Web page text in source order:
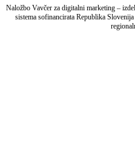
Naložbo Vavčer za digitalni marketing –
sistema sofinancirata Republika